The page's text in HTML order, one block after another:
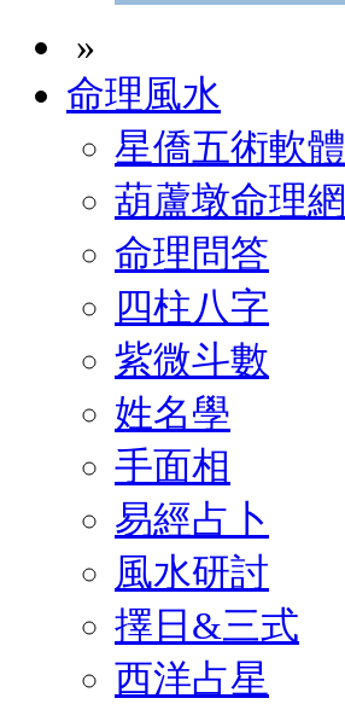
»
命理風水
星僑五術軟體
葫蘆墩命理網
命理問答
四柱八字
紫微斗數
姓名學
手面相
易經占卜
風水研討
擇日&三式
西洋占星